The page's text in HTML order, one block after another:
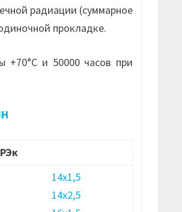
радиации (суммарное
прокладке.
+70°С и 50000 часов при
14х1,5
14х2,5